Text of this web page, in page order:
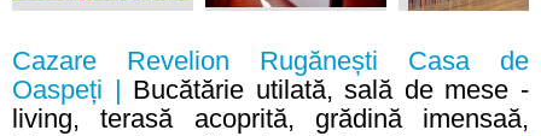
Cazare Revelion Rugănești Casa de
Oaspeți | Bucătărie utilată, sală de mese -
living, terasă acoprită, grădină imensaă,